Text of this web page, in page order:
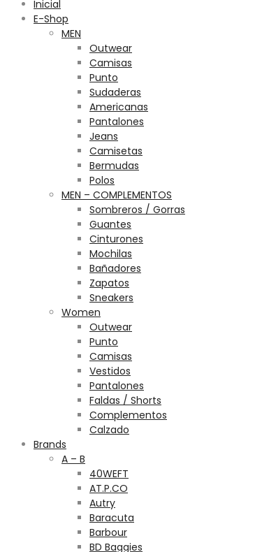
Inicial
E-Shop
MEN
Outwear
Camisas
Punto
Sudaderas
Americanas
Pantalones
Jeans
Camisetas
Bermudas
Polos
MEN – COMPLEMENTOS
Sombreros / Gorras
Guantes
Cinturones
Mochilas
Bañadores
Zapatos
Sneakers
Women
Outwear
Punto
Camisas
Vestidos
Pantalones
Faldas / Shorts
Complementos
Calzado
Brands
A – B
40WEFT
AT.P.CO
Autry
Baracuta
Barbour
BD Baggies